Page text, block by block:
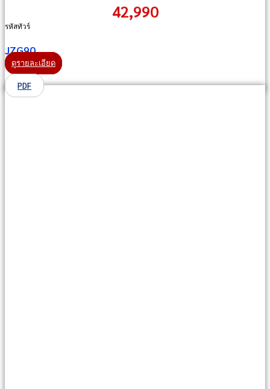
42,990
รหัสทัวร์
JZG90
ดูรายละเอียด
PDF